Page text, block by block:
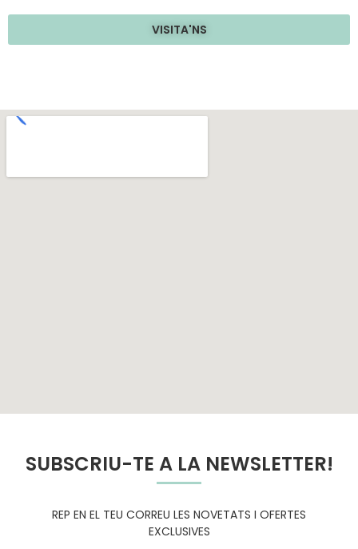
VISITA'NS
SUBSCRIU-TE A LA NEWSLETTER!
REP EN EL TEU CORREU LES NOVETATS I OFERTES
EXCLUSIVES